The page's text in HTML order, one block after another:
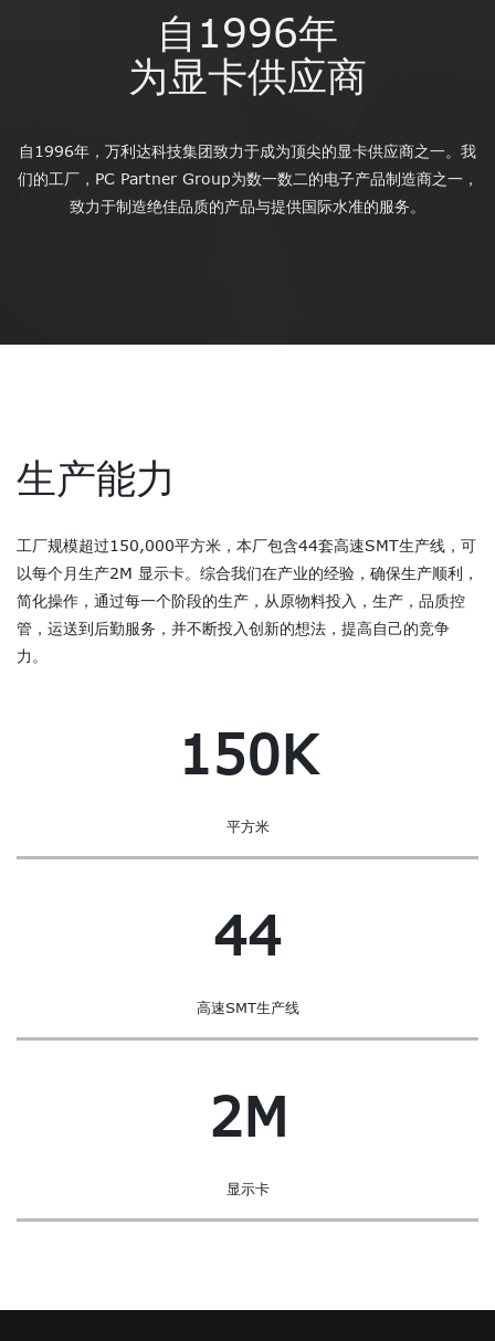
自1996年
为显卡供应商
自1996年，万利达科技集团致力于成为顶尖的显卡供应商之一。我
们的工厂，PC Partner Group为数一数二的电子产品制造商之一，
致力于制造绝佳品质的产品与提供国际水准的服务。
生产能力
工厂规模超过150,000平方米，本厂包含44套高速SMT生产线，可
以每个月生产2M 显示卡。综合我们在产业的经验，确保生产顺利，
简化操作，通过每一个阶段的生产，从原物料投入，生产，品质控
管，运送到后勤服务，并不断投入创新的想法，提高自己的竞争
力。
150K
平方米
44
高速SMT生产线
2M
显示卡